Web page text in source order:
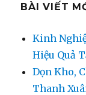
BÀI VIẾT
Kinh
Hiệu Quả
Dọn Kho,
Thanh